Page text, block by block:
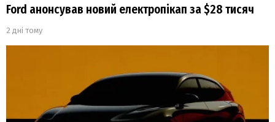
Ford анонсував новий електропікап за $28 тисяч
2 дні тому